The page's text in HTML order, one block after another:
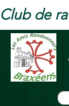
Club de